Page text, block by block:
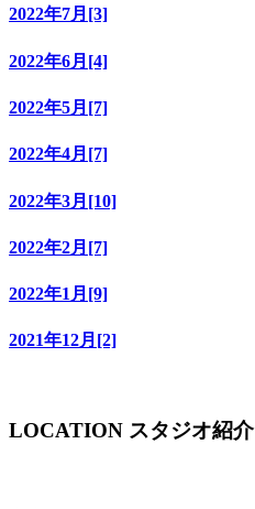
2022年7月[3]
2022年6月[4]
2022年5月[7]
2022年4月[7]
2022年3月[10]
2022年2月[7]
2022年1月[9]
2021年12月[2]
LOCATION スタジオ紹介